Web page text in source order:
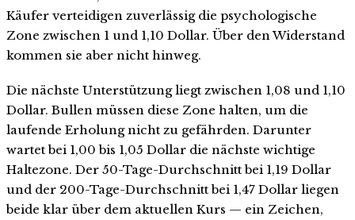
Käufer verteidigen zuverlässig die psychologische
Zone zwischen 1 und 1,10 Dollar. Über den Widerstand
kommen sie aber nicht hinweg.
Die nächste Unterstützung liegt zwischen 1,08 und 1,10
Dollar. Bullen müssen diese Zone halten, um die
laufende Erholung nicht zu gefährden. Darunter
wartet bei 1,00 bis 1,05 Dollar die nächste wichtige
Haltezone. Der 50-Tage-Durchschnitt bei 1,19 Dollar
und der 200-Tage-Durchschnitt bei 1,47 Dollar liegen
beide klar über dem aktuellen Kurs — ein Zeichen,